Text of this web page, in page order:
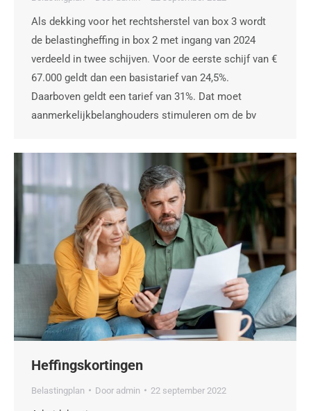
Als dekking voor het rechtsherstel van box 3 wordt
de belastingheffing in box 2 met ingang van 2024
verdeeld in twee schijven. Voor de eerste schijf van €
67.000 geldt dan een basistarief van 24,5%.
Daarboven geldt een tarief van 31%. Dat moet
aanmerkelijkbelanghouders stimuleren om de bv
Heffingskortingen
Belastingplan Door admin 22 september 2022